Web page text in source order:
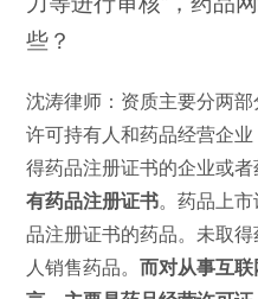
些？
沈涛律师：资质主要分两
许可持有人和药品经营企
得药品注册证书的企业或
有药品注册证书。药品上
品注册证书的药品。未取
人销售药品。而对从事互